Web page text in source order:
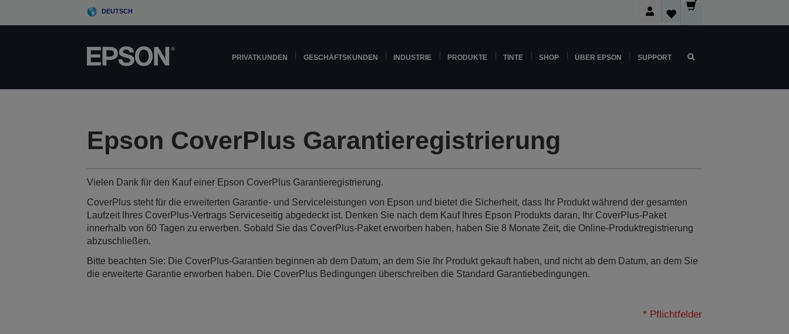
DEUTSCH
PRIVATKUNDEN GESCHÄFTSKUNDEN INDUSTRIE PRODUKTE TINTE SHOP ÜBER EPSON SUPPORT
Epson CoverPlus Garantieregistrierung
Vielen Dank für den Kauf einer Epson CoverPlus Garantieregistrierung.
CoverPlus steht für die erweiterten Garantie- und Serviceleistungen von Epson und bietet die Sicherheit, dass Ihr Produkt während der gesamten
Laufzeit Ihres CoverPlus-Vertrags Serviceseitig abgedeckt ist. Denken Sie nach dem Kauf Ihres Epson Produkts daran, Ihr CoverPlus-Paket
innerhalb von 60 Tagen zu erwerben. Sobald Sie das CoverPlus-Paket erworben haben, haben Sie 8 Monate Zeit, die Online-Produktregistrierung
abzuschließen.
Bitte beachten Sie: Die CoverPlus-Garantien beginnen ab dem Datum, an dem Sie Ihr Produkt gekauft haben, und nicht ab dem Datum, an dem Sie
die erweiterte Garantie erworben haben. Die CoverPlus Bedingungen überschreiben die Standard Garantiebedingungen.
* Pflichtfelder